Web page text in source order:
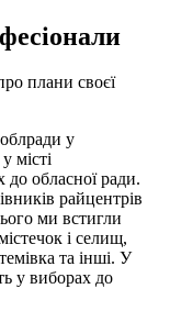
плани своєї
у
місті
обласної ради.
райцентрів
ми встигли
і селищ,
та інші. У
у виборах до